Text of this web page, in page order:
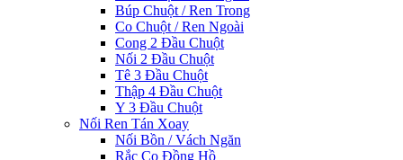
Búp Chuột / Ren Trong
Co Chuột / Ren Ngoài
Cong 2 Đầu Chuột
Nối 2 Đầu Chuột
Tê 3 Đầu Chuột
Thập 4 Đầu Chuột
Y 3 Đầu Chuột
Nối Ren Tán Xoay
Nối Bồn / Vách Ngăn
Rắc Co Đồng Hồ